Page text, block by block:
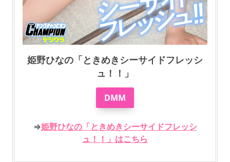
姫野ひなの「ときめきシーサイドフレッシ
ュ！！」
DMM
⇒姫野ひなの「ときめきシーサイドフレッシ
ュ！！」はこちら